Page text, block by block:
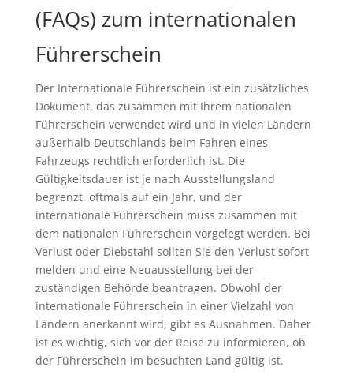
(FAQs) zum internationalen
Führerschein
Der Internationale Führerschein ist ein zusätzliches
Dokument, das zusammen mit Ihrem nationalen
Führerschein verwendet wird und in vielen Ländern
außerhalb Deutschlands beim Fahren eines
Fahrzeugs rechtlich erforderlich ist. Die
Gültigkeitsdauer ist je nach Ausstellungsland
begrenzt, oftmals auf ein Jahr, und der
internationale Führerschein muss zusammen mit
dem nationalen Führerschein vorgelegt werden. Bei
Verlust oder Diebstahl sollten Sie den Verlust sofort
melden und eine Neuausstellung bei der
zuständigen Behörde beantragen. Obwohl der
internationale Führerschein in einer Vielzahl von
Ländern anerkannt wird, gibt es Ausnahmen. Daher
ist es wichtig, sich vor der Reise zu informieren, ob
der Führerschein im besuchten Land gültig ist.